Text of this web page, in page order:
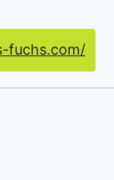
fuchs.com/